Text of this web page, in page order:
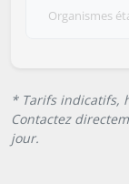
Organismes
* Tarifs indicatifs,
Contactez
jour.